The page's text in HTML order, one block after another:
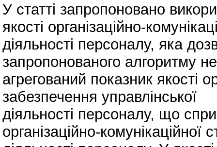
У статті запропоновано
якості організаційно-
діяльності персоналу, яка
запропонованого алгоритму
агрегований показник якості
забезпечення управлінської
діяльності персоналу, що
організаційно-комунікаційної